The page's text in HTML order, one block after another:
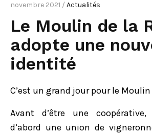
novembre 2021 / Actualités
Le Moulin de la
adopte une
identité
C’est un grand jour pour le Moulin
Avant d’être une
d’abord une union de